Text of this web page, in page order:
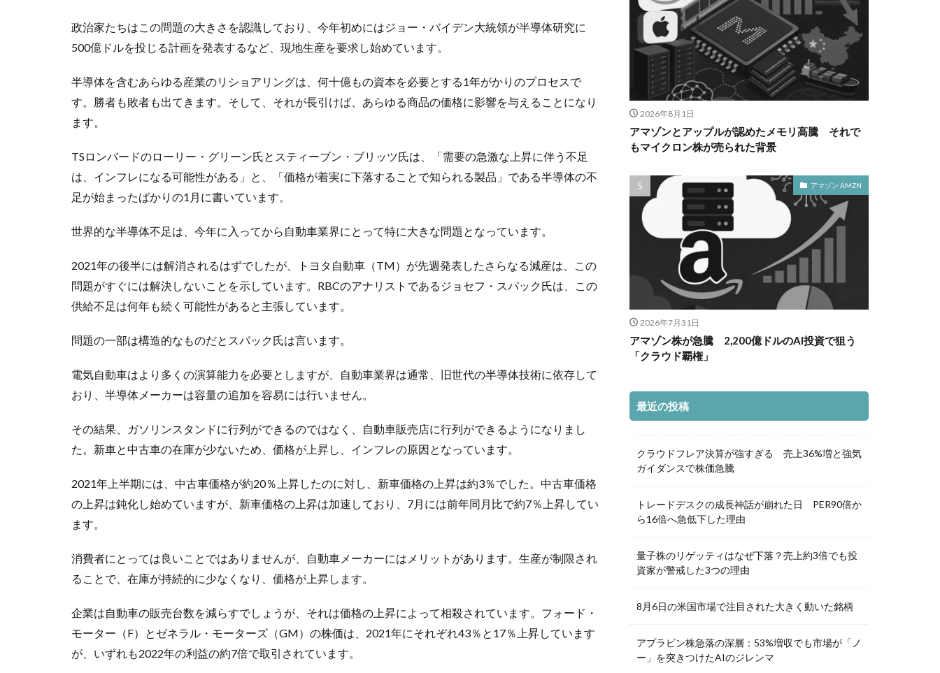
政治家たちはこの問題の大きさを認識しており、今年初めにはジョー・バイデン大統領が半導体研究に
500億ドルを投じる計画を発表するなど、現地生産を要求し始めています。
半導体を含むあらゆる産業のリショアリングは、何十億もの資本を必要とする1年がかりのプロセスで
す。勝者も敗者も出てきます。そして、それが長引けば、あらゆる商品の価格に影響を与えることになり
ます。
TSロンバードのローリー・グリーン氏とスティーブン・ブリッツ氏は、「需要の急激な上昇に伴う不足
は、インフレになる可能性がある」と、「価格が着実に下落することで知られる製品」である半導体の不
足が始まったばかりの1月に書いています。
世界的な半導体不足は、今年に入ってから自動車業界にとって特に大きな問題となっています。
2021年の後半には解消されるはずでしたが、トヨタ自動車（TM）が先週発表したさらなる減産は、この
問題がすぐには解決しないことを示しています。RBCのアナリストであるジョセフ・スパック氏は、この
供給不足は何年も続く可能性があると主張しています。
問題の一部は構造的なものだとスパック氏は言います。
電気自動車はより多くの演算能力を必要としますが、自動車業界は通常、旧世代の半導体技術に依存して
おり、半導体メーカーは容量の追加を容易には行いません。
その結果、ガソリンスタンドに行列ができるのではなく、自動車販売店に行列ができるようになりまし
た。新車と中古車の在庫が少ないため、価格が上昇し、インフレの原因となっています。
2021年上半期には、中古車価格が約20％上昇したのに対し、新車価格の上昇は約3％でした。中古車価格
の上昇は鈍化し始めていますが、新車価格の上昇は加速しており、7月には前年同月比で約7％上昇してい
ます。
消費者にとっては良いことではありませんが、自動車メーカーにはメリットがあります。生産が制限され
ることで、在庫が持続的に少なくなり、価格が上昇します。
企業は自動車の販売台数を減らすでしょうが、それは価格の上昇によって相殺されています。フォード・
モーター（F）とゼネラル・モーターズ（GM）の株価は、2021年にそれぞれ43％と17％上昇しています
が、いずれも2022年の利益の約7倍で取引されています。
2026年8月1日
アマゾンとアップルが認めたメモリ高騰 それで
もマイクロン株が売られた背景
アマゾン AMZN
2026年7月31日
アマゾン株が急騰 2,200億ドルのAI投資で狙う
「クラウド覇権」
最近の投稿
クラウドフレア決算が強すぎる 売上36%増と強気
ガイダンスで株価急騰
トレードデスクの成長神話が崩れた日 PER90倍か
ら16倍へ急低下した理由
量子株のリゲッティはなぜ下落？売上約3倍でも投
資家が警戒した3つの理由
8月6日の米国市場で注目された大きく動いた銘柄
アプラビン株急落の深層：53%増収でも市場が「ノ
ー」を突きつけたAIのジレンマ